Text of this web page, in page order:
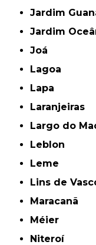
Jardim
Jardim
Joá
Lagoa
Lapa
Laranjeiras
Largo do
Leblon
Leme
Lins de
Maracanã
Méier
Niteroí